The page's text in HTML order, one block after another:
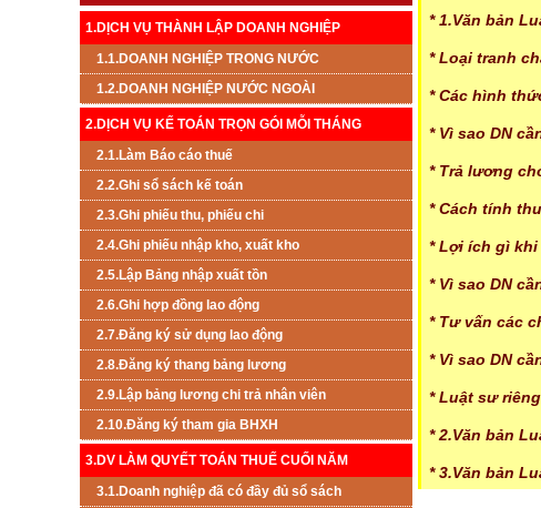
1.DỊCH VỤ THÀNH LẬP DOANH NGHIỆP
1.1.DOANH NGHIỆP TRONG NƯỚC
1.2.DOANH NGHIỆP NƯỚC NGOÀI
2.DỊCH VỤ KẾ TOÁN TRỌN GÓI MỖI THÁNG
2.1.Làm Báo cáo thuế
2.2.Ghi sổ sách kế toán
2.3.Ghi phiếu thu, phiếu chi
2.4.Ghi phiếu nhập kho, xuất kho
2.5.Lập Bảng nhập xuất tồn
2.6.Ghi hợp đồng lao động
2.7.Đăng ký sử dụng lao động
2.8.Đăng ký thang bảng lương
2.9.Lập bảng lương chi trả nhân viên
2.10.Đăng ký tham gia BHXH
3.DV LÀM QUYẾT TOÁN THUẾ CUỐI NĂM
3.1.Doanh nghiệp đã có đầy đủ sổ sách
* 1.Văn bản
* Loại tranh
* Các hình
* Vì sao DN
* Trả lương
* Cách tính
* Lợi ích gì
* Vì sao DN
* Tư vấn các
* Vì sao DN
* Luật sư
* 2.Văn bản
* 3.Văn bản